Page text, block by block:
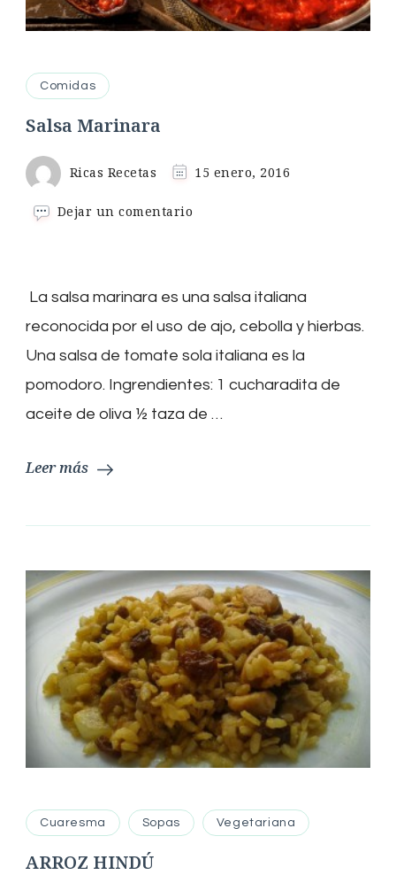
Comidas
Salsa Marinara
Ricas Recetas 15 enero, 2016
Dejar un comentario
La salsa marinara es una salsa italiana
reconocida por el uso de ajo, cebolla y hierbas.
Una salsa de tomate sola italiana es la
pomodoro. Ingrendientes: 1 cucharadita de
aceite de oliva ½ taza de …
Leer más
Cuaresma Sopas Vegetariana
ARROZ HINDÚ